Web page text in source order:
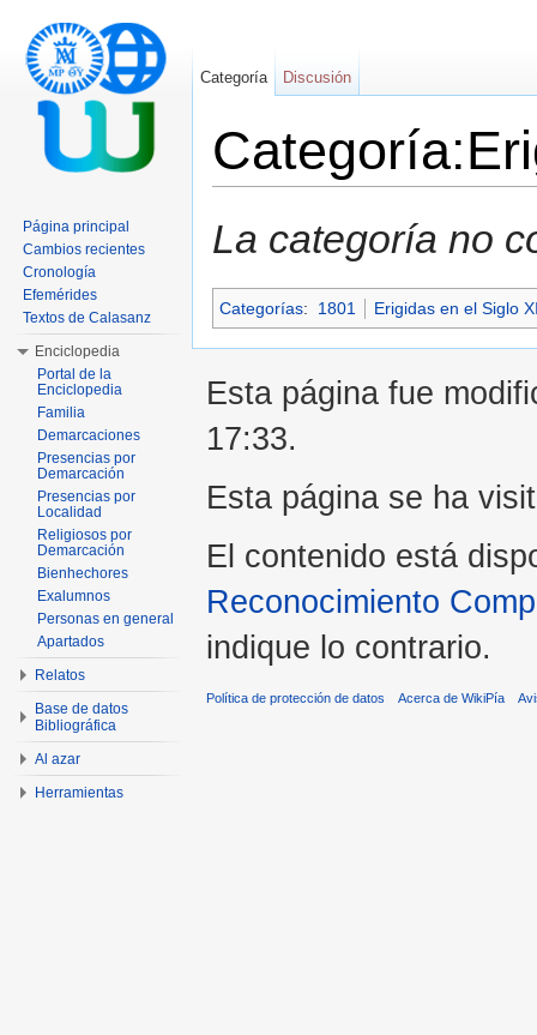
La categoría no
Categorías: 1801 Erigidas en el Siglo
Categoría Discusión
Página principal
Cambios recientes
Cronología
Efemérides
Textos de Calasanz
Enciclopedia
Portal de la
Enciclopedia
Familia
Demarcaciones
Presencias por
Demarcación
Presencias por
Localidad
Religiosos por
Demarcación
Bienhechores
Exalumnos
Personas en general
Apartados
Relatos
Base de datos
Bibliográfica
Al azar
Herramientas
Esta página fue
17:33.
Esta página se ha
El contenido está
Reconocimiento
indique lo contrario.
Política de protección de datos Acerca de WikiPía